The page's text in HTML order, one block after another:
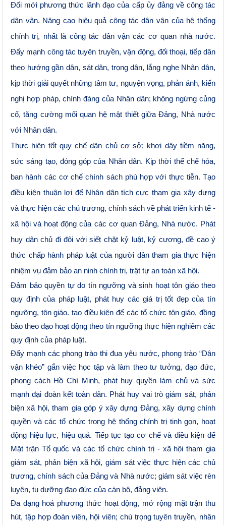
Đổi mới phương thức lãnh đạo của cấp ủy đảng về công tác
dân vận. Nâng cao hiệu quả công tác dân vận của hệ thống
chính trị, nhất là công tác dân vận các cơ quan nhà nước.
Đẩy mạnh công tác tuyên truyền, vận động, đối thoại, tiếp dân
theo hướng gần dân, sát dân, trọng dân, lắng nghe Nhân dân,
kịp thời giải quyết những tâm tư, nguyện vọng, phản ánh, kiến
nghị hợp pháp, chính đáng của Nhân dân; không ngừng củng
cố, tăng cường mối quan hệ mật thiết giữa Đảng, Nhà nước
với Nhân dân.
Thực hiện tốt quy chế dân chủ cơ sở; khơi dậy tiềm năng,
sức sáng tạo, đóng góp của Nhân dân. Kịp thời thể chế hóa,
ban hành các cơ chế chính sách phù hợp với thực tiễn. Tạo
điều kiện thuận lợi để Nhân dân tích cực tham gia xây dựng
và thực hiện các chủ trương, chính sách về phát triển kinh tế -
xã hội và hoạt động của các cơ quan Đảng, Nhà nước. Phát
huy dân chủ đi đôi với siết chặt kỷ luật, kỷ cương, đề cao ý
thức chấp hành pháp luật của người dân tham gia thực hiện
nhiệm vụ đảm bảo an ninh chính trị, trật tự an toàn xã hội.
Đảm bảo quyền tự do tín ngưỡng và sinh hoạt tôn giáo theo
quy định của pháp luật, phát huy các giá trị tốt đẹp của tín
ngưỡng, tôn giáo. tạo điều kiện để các tổ chức tôn giáo, đồng
bào theo đạo hoạt động theo tín ngưỡng thực hiện nghiêm các
quy định của pháp luật.
Đẩy mạnh các phong trào thi đua yêu nước, phong trào “Dân
vận khéo” gắn việc học tập và làm theo tư tưởng, đạo đức,
phong cách Hồ Chí Minh, phát huy quyền làm chủ và sức
mạnh đại đoàn kết toàn dân. Phát huy vai trò giám sát, phản
biện xã hội, tham gia góp ý xây dựng Đảng, xây dựng chính
quyền và các tổ chức trong hệ thống chính trị tinh gọn, hoạt
động hiệu lực, hiệu quả. Tiếp tục tạo cơ chế và điều kiện để
Mặt trận Tổ quốc và các tổ chức chính trị - xã hội tham gia
giám sát, phản biện xã hội, giám sát việc thực hiện các chủ
trương, chính sách của Đảng và Nhà nước; giám sát việc rèn
luyện, tu dưỡng đạo đức của cán bộ, đảng viên.
Đa dạng hoá phương thức hoạt động, mở rộng mặt trận thu
hút, tập hợp đoàn viên, hội viên; chú trọng tuyên truyền, nhân